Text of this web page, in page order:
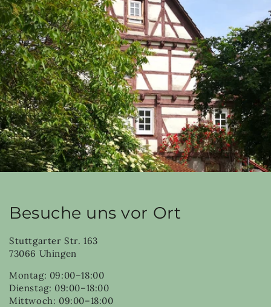
Besuche uns vor Ort
Stuttgarter Str. 163
73066 Uhingen
Montag: 09:00–18:00
Dienstag: 09:00–18:00
Mittwoch: 09:00–18:00